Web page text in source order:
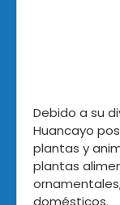
Debido a su
Huancayo
plantas y
plantas
domésticos.